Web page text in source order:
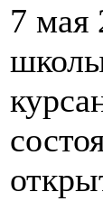
7 мая